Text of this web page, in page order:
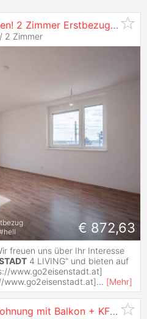
Miete inkl. KFZ-Stellplätzen! 2 Zimmer Erstbezugswohnung mit Balkon nahe Bahnhof
2 Zimmer
hell € 872,63
freuen uns über Ihr Interesse
4 LIVING" und bieten auf
www.go2eisenstadt.at]
... [Mehr]
helle, ruhige 2 Zimmer Wohnung mit Balkon + KFZ-Stellplatz - ERSTBEZUG IN